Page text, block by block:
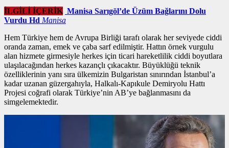
İLGİLİ İÇERİK Manisa Sarıgöl’de Üzüm Bağlarını Dolu
Vurdu Hd Manisa
Hem Türkiye hem de Avrupa Birliği tarafı olarak her seviyede ciddi
oranda zaman, emek ve çaba sarf edilmiştir. Hattın örnek vurgulu
alan hizmete girmesiyle herkes için ticari hareketlilik ciddi boyutlara
ulaşılacağından herkes kazançlı çıkacaktır. Büyüklüğü teknik
özelliklerinin yanı sıra ülkemizin Bulgaristan sınırından İstanbul’a
kadar uzanan güzergahıyla, Halkalı-Kapıkule Demiryolu Hattı
Projesi coğrafi olarak Türkiye’nin AB’ye bağlanmasını da
simgelemektedir.